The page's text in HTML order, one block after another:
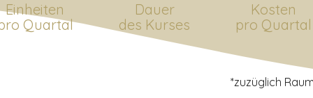
Einheiten
Quartal
Dauer
des Kurses
Kosten
pro Quartal
*zuzüglich